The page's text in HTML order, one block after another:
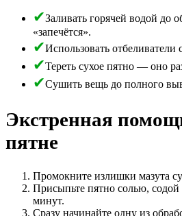
Заливать горячей водой до
«запечётся».
Использовать отбеливатели
Тереть сухое пятно — оно
Сушить вещь до полного
Экстренная
пятне
Промокните излишки мазута
Присыпьте пятно солью,
минут.
Сразу начинайте одну из